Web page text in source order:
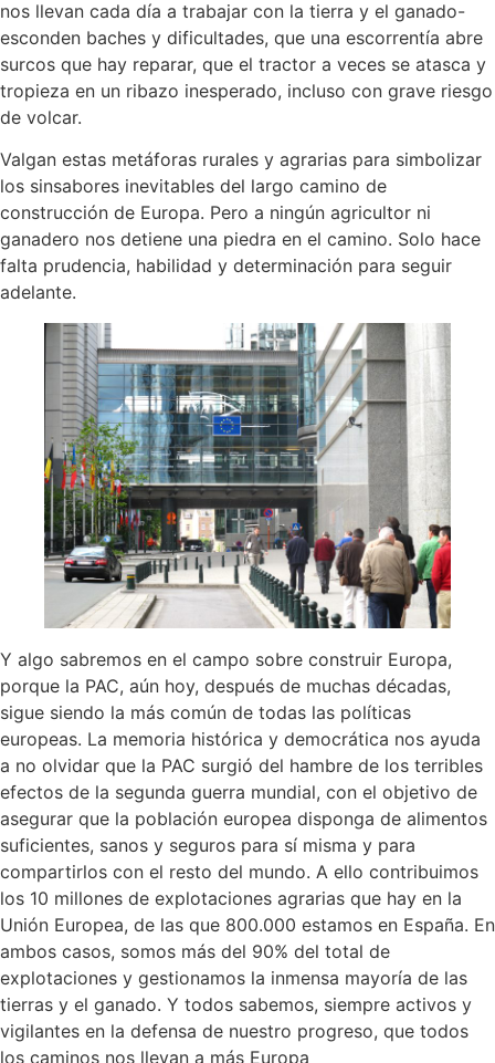
nos llevan cada día a trabajar con la tierra y el ganado-
esconden baches y dificultades, que una escorrentía abre
surcos que hay reparar, que el tractor a veces se atasca y
tropieza en un ribazo inesperado, incluso con grave riesgo
de volcar.
Valgan estas metáforas rurales y agrarias para simbolizar
los sinsabores inevitables del largo camino de
construcción de Europa. Pero a ningún agricultor ni
ganadero nos detiene una piedra en el camino. Solo hace
falta prudencia, habilidad y determinación para seguir
adelante.
Y algo sabremos en el campo sobre construir Europa,
porque la PAC, aún hoy, después de muchas décadas,
sigue siendo la más común de todas las políticas
europeas. La memoria histórica y democrática nos ayuda
a no olvidar que la PAC surgió del hambre de los terribles
efectos de la segunda guerra mundial, con el objetivo de
asegurar que la población europea disponga de alimentos
suficientes, sanos y seguros para sí misma y para
compartirlos con el resto del mundo. A ello contribuimos
los 10 millones de explotaciones agrarias que hay en la
Unión Europea, de las que 800.000 estamos en España. En
ambos casos, somos más del 90% del total de
explotaciones y gestionamos la inmensa mayoría de las
tierras y el ganado. Y todos sabemos, siempre activos y
vigilantes en la defensa de nuestro progreso, que todos
los caminos nos llevan a más Europa